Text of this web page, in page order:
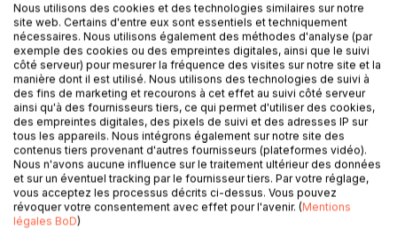
DESCRIPTION
Venez découvrir L'Étranger d'Albert Camus grâce à une
analyse littéraire de référence ! Confiée à un spécialiste,
cette fiche de lecture a été conçue avec clarté et
professionnalisme. Cet ouvrage contient la biographie de
l'écrivain, le résumé détaillé, le mouvement littéraire, le
Nous utilisons des cookies et des technologies similaires sur notre
site web. Certains d'entre eux sont essentiels et techniquement
nécessaires. Nous utilisons également des méthodes d'analyse (par
exemple des cookies ou des empreintes digitales, ainsi que le suivi
côté serveur) pour mesurer la fréquence des visites sur notre site et la
manière dont il est utilisé. Nous utilisons des technologies de suivi à
des fins de marketing et recourons à cet effet au suivi côté serveur
ainsi qu'à des fournisseurs tiers, ce qui permet d'utiliser des cookies,
des empreintes digitales, des pixels de suivi et des adresses IP sur
tous les appareils. Nous intégrons également sur notre site des
contenus tiers provenant d'autres fournisseurs (plateformes vidéo).
Nous n'avons aucune influence sur le traitement ultérieur des données
et sur un éventuel tracking par le fournisseur tiers. Par votre réglage,
vous acceptez les processus décrits ci-dessus. Vous pouvez
révoquer votre consentement avec effet pour l'avenir. (Mentions
légales BoD)